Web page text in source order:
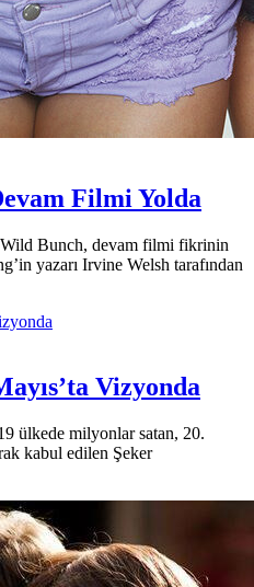
Filmi Yolda
Wild Bunch, devam filmi fikrinin
yazarı Irvine Welsh tarafından
Vizyonda
ülkede milyonlar satan, 20.
kabul edilen Şeker